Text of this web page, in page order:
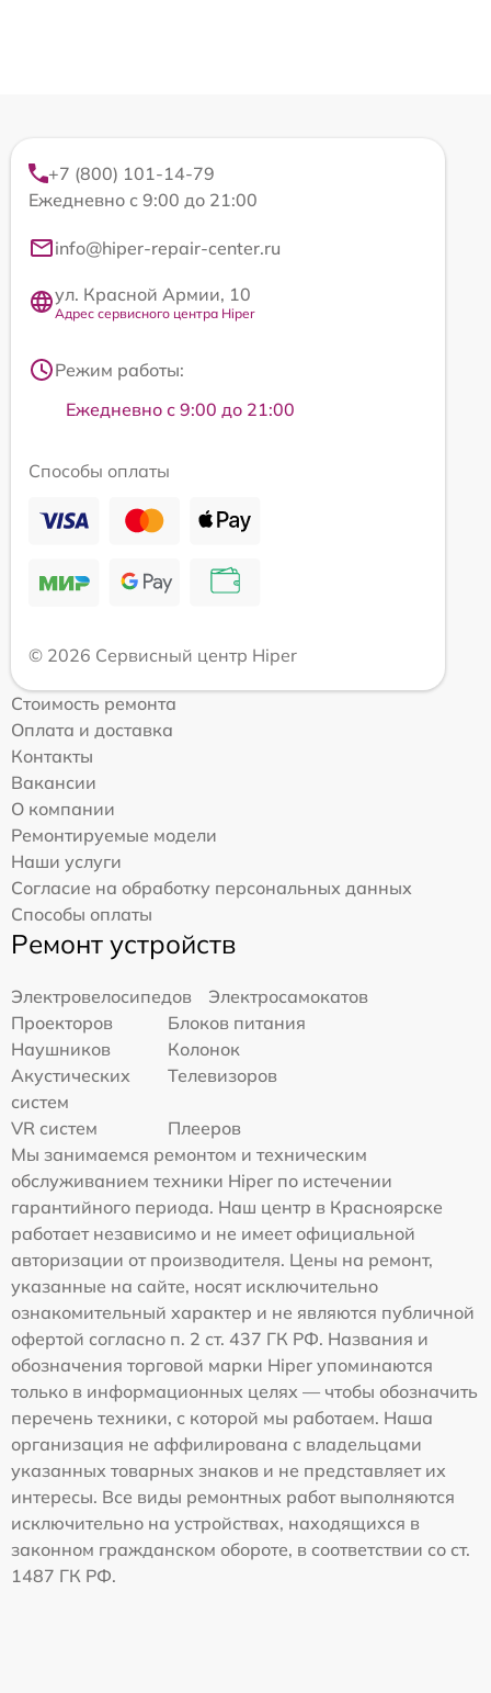
+7 (800) 101-14-79
Ежедневно с 9:00 до 21:00
info@hiper-repair-center.ru
ул. Красной Армии, 10
Адрес сервисного центра Hiper
Режим работы:
Ежедневно с 9:00 до 21:00
Способы оплаты
© 2026 Сервисный центр Hiper
Стоимость ремонта
Оплата и доставка
Контакты
Вакансии
О компании
Ремонтируемые модели
Наши услуги
Согласие на обработку персональных данных
Способы оплаты
Ремонт устройств
Электровелосипедов
Электросамокатов
Проекторов
Блоков питания
Наушников
Колонок
Акустических
систем
Телевизоров
VR систем
Плееров
Мы занимаемся ремонтом и техническим
обслуживанием техники Hiper по истечении
гарантийного периода. Наш центр в Красноярске
работает независимо и не имеет официальной
авторизации от производителя. Цены на ремонт,
указанные на сайте, носят исключительно
ознакомительный характер и не являются публичной
офертой согласно п. 2 ст. 437 ГК РФ. Названия и
обозначения торговой марки Hiper упоминаются
только в информационных целях — чтобы обозначить
перечень техники, с которой мы работаем. Наша
организация не аффилирована с владельцами
указанных товарных знаков и не представляет их
интересы. Все виды ремонтных работ выполняются
исключительно на устройствах, находящихся в
законном гражданском обороте, в соответствии со ст.
1487 ГК РФ.